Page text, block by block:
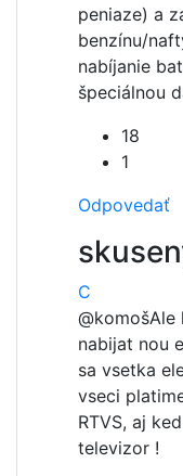
peniaze) a
benzínu/
nabíjanie
špeciálnou
18
1
Odpovedať
C
@komošAle
nabijat nou
sa vsetka
vseci
RTVS, aj
televizor !